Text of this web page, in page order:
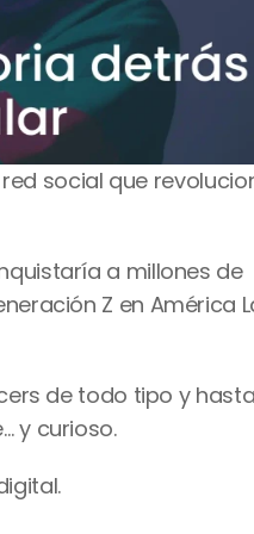
social que
a millones de
Z en América
de todo tipo y
y curioso.